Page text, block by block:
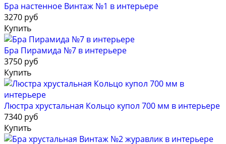
Бра настенное Винтаж №1 в интерьере
3270 руб
Купить
Бра Пирамида №7 в интерьере
3750 руб
Купить
Люстра хрустальная Кольцо купол 700 мм в интерьере
7340 руб
Купить